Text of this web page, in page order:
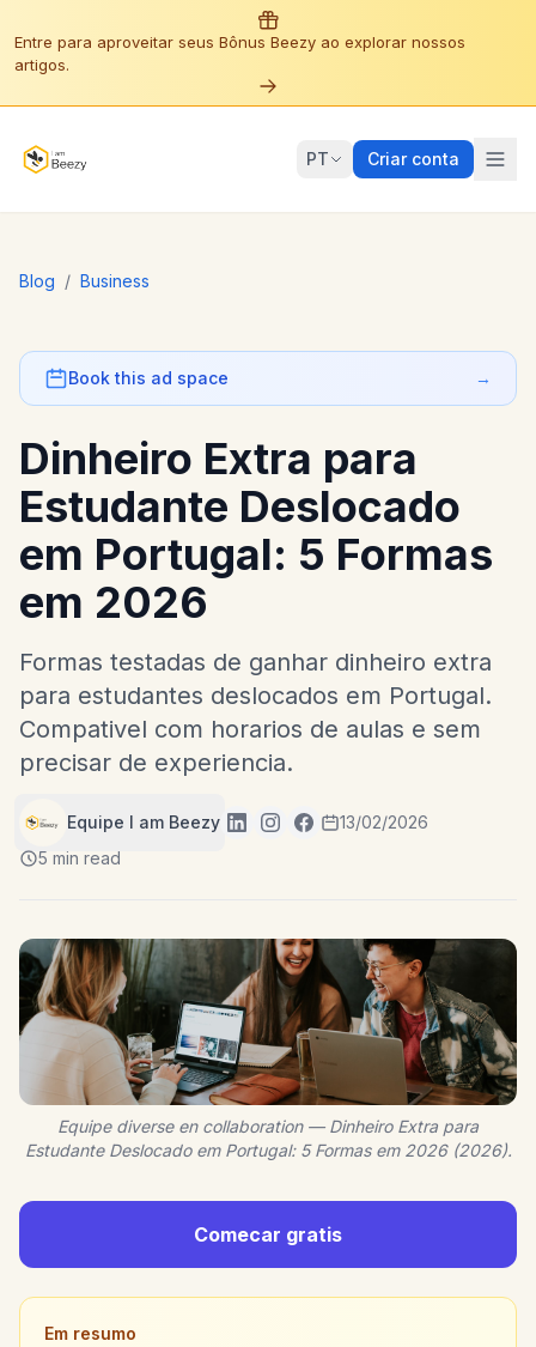
Entre para aproveitar seus Bônus Beezy ao explorar nossos
artigos.
PT Criar conta
Blog / Business
Book this ad space →
Dinheiro Extra para
Estudante Deslocado
em Portugal: 5 Formas
em 2026
Formas testadas de ganhar dinheiro extra
para estudantes deslocados em Portugal.
Compativel com horarios de aulas e sem
precisar de experiencia.
Equipe I am Beezy
13/02/2026
5 min read
Equipe diverse en collaboration — Dinheiro Extra para
Estudante Deslocado em Portugal: 5 Formas em 2026 (2026).
Comecar gratis
Em resumo